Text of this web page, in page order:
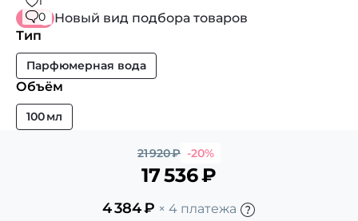
0
Новый вид подбора товаров
Тип
Парфюмерная вода
Объём
100 мл
21 920₽ -20%
17 536₽
4 384₽ × 4 платежа